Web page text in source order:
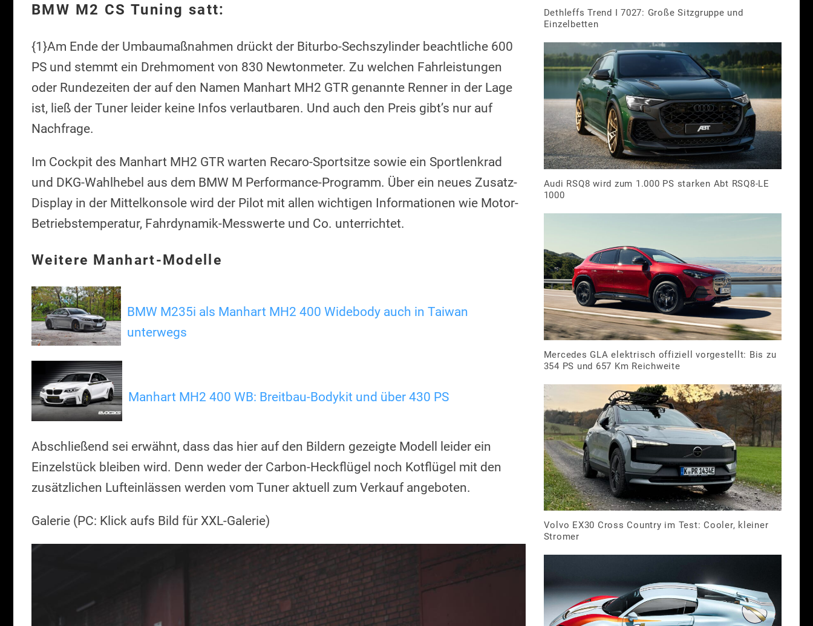
BMW M2 CS Tuning satt:
{1}Am Ende der Umbaumaßnahmen drückt der Biturbo-Sechszylinder beachtliche 600
PS und stemmt ein Drehmoment von 830 Newtonmeter. Zu welchen Fahrleistungen
oder Rundezeiten der auf den Namen Manhart MH2 GTR genannte Renner in der Lage
ist, ließ der Tuner leider keine Infos verlautbaren. Und auch den Preis gibt’s nur auf
Nachfrage.
Im Cockpit des Manhart MH2 GTR warten Recaro-Sportsitze sowie ein Sportlenkrad
und DKG-Wahlhebel aus dem BMW M Performance-Programm. Über ein neues Zusatz-
Display in der Mittelkonsole wird der Pilot mit allen wichtigen Informationen wie Motor-
Betriebstemperatur, Fahrdynamik-Messwerte und Co. unterrichtet.
Weitere Manhart-Modelle
BMW M235i als Manhart MH2 400 Widebody auch in Taiwan
unterwegs
Manhart MH2 400 WB: Breitbau-Bodykit und über 430 PS
Abschließend sei erwähnt, dass das hier auf den Bildern gezeigte Modell leider ein
Einzelstück bleiben wird. Denn weder der Carbon-Heckflügel noch Kotflügel mit den
zusätzlichen Lufteinlässen werden vom Tuner aktuell zum Verkauf angeboten.
Galerie (PC: Klick aufs Bild für XXL-Galerie)
Dethleffs Trend I 7027: Große Sitzgruppe und
Einzelbetten
Audi RSQ8 wird zum 1.000 PS starken Abt RSQ8-LE
1000
Mercedes GLA elektrisch offiziell vorgestellt: Bis zu
354 PS und 657 Km Reichweite
Volvo EX30 Cross Country im Test: Cooler, kleiner
Stromer